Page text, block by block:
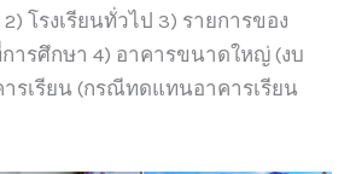
โรงเรียนทั่วไป 3) รายการของ
ารศึกษา 4) อาคารขนาดใหญ่ (งบ
รเรียน (กรณีทดแทนอาคารเรียน